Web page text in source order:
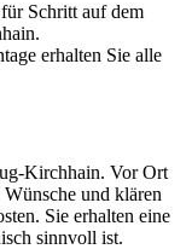
Schritt auf dem
erhalten Sie alle
Kirchhain. Vor Ort
und klären
Sie erhalten eine
sinnvoll ist.